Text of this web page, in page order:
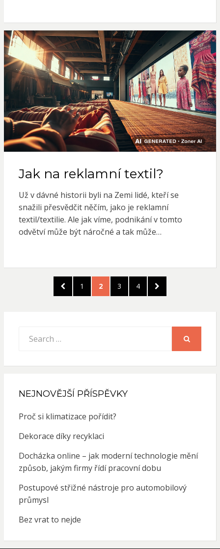
Jak na reklamní textil?
Už v dávné historii byli na Zemi lidé, kteří se
snažili přesvědčit něčím, jako je reklamní
textil/textilie. Ale jak víme, podnikání v tomto
odvětví může být náročné a tak může…
Stránkování
příspěvků
PREVIOUS
PAGE
PAGE
1 PAGE
2 PAGE
3 PAGE
4
NEXT
PAGE
for:
NEJNOVĚJŠÍ PŘÍSPĚVKY
Proč si klimatizace pořídit?
Dekorace díky recyklaci
Docházka online – jak moderní technologie mění
způsob, jakým firmy řídí pracovní dobu
Postupové střižné nástroje pro automobilový
průmysl
Bez vrat to nejde